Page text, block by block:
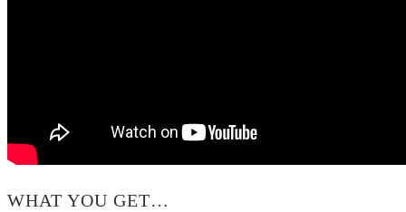
WHAT YOU GET…